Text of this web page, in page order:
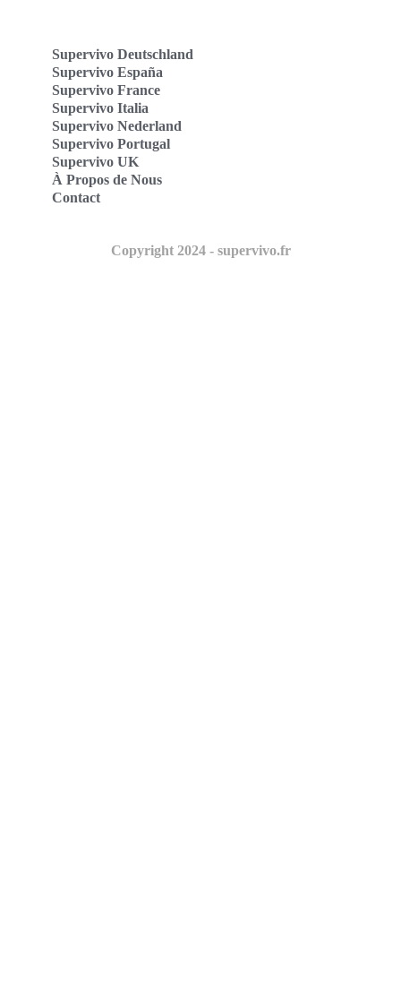
Supervivo Deutschland
Supervivo España
Supervivo France
Supervivo Italia
Supervivo Nederland
Supervivo Portugal
Supervivo UK
À Propos de Nous
Contact
Copyright 2024 - supervivo.fr